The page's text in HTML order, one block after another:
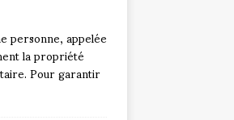
personne, appelée
la propriété
Pour garantir